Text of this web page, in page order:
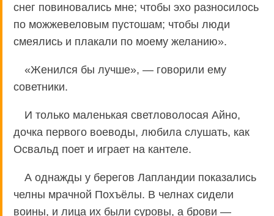
снег повиновались мне; чтобы эхо разносилось
по можжевеловым пустошам; чтобы люди
смеялись и плакали по моему желанию».
«Женился бы лучше», — говорили ему
советники.
И только маленькая светловолосая Айно,
дочка первого воеводы, любила слушать, как
Освальд поет и играет на кантеле.
А однажды у берегов Лапландии показались
челны мрачной Похъёлы. В челнах сидели
воины, и лица их были суровы, а брови —